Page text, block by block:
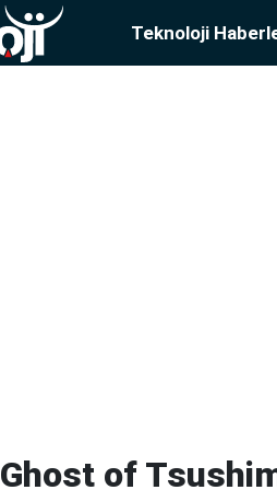
Teknoloji
Ghost of